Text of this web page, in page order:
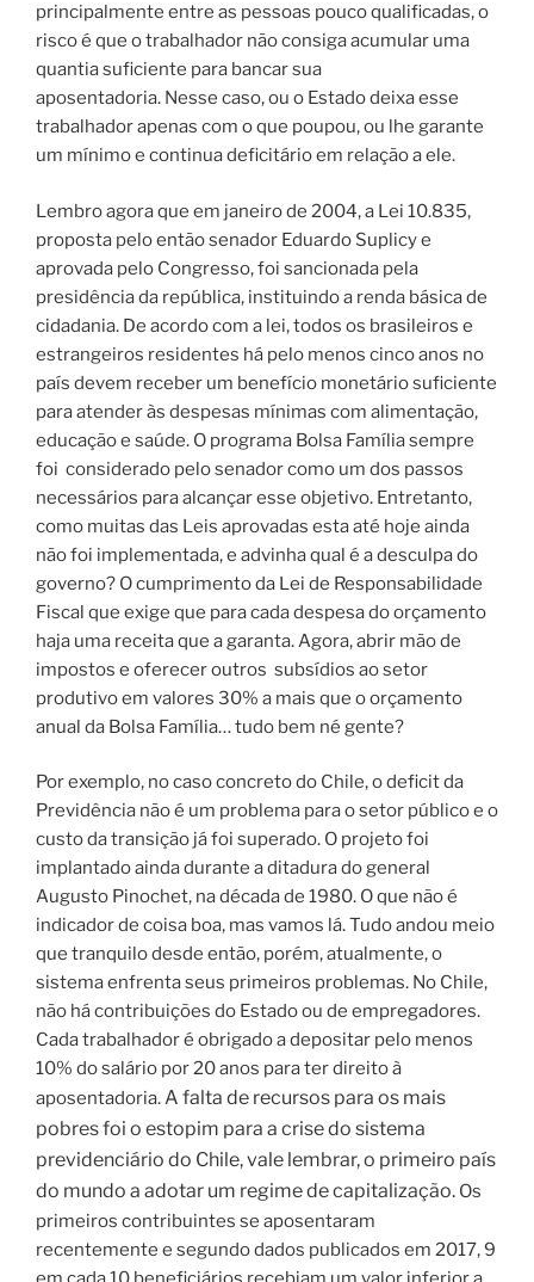
principalmente entre as pessoas pouco qualificadas, o
risco é que o trabalhador não consiga acumular uma
quantia suficiente para bancar sua
aposentadoria. Nesse caso, ou o Estado deixa esse
trabalhador apenas com o que poupou, ou lhe garante
um mínimo e continua deficitário em relação a ele.
Lembro agora que em janeiro de 2004, a Lei 10.835,
proposta pelo então senador Eduardo Suplicy e
aprovada pelo Congresso, foi sancionada pela
presidência da república, instituindo a renda básica de
cidadania. De acordo com a lei, todos os brasileiros e
estrangeiros residentes há pelo menos cinco anos no
país devem receber um benefício monetário suficiente
para atender às despesas mínimas com alimentação,
educação e saúde. O programa Bolsa Família sempre
foi considerado pelo senador como um dos passos
necessários para alcançar esse objetivo. Entretanto,
como muitas das Leis aprovadas esta até hoje ainda
não foi implementada, e advinha qual é a desculpa do
governo? O cumprimento da Lei de Responsabilidade
Fiscal que exige que para cada despesa do orçamento
haja uma receita que a garanta.Agora, abrir mão de
impostos e oferecer outros subsídios ao setor
produtivo em valores 30% a mais que o orçamento
anual da Bolsa Família… tudo bem né gente?
Por exemplo, no caso concreto do Chile, o deficit da
Previdência não é um problema para o setor público e o
custo da transição já foi superado. O projeto foi
implantado ainda durante a ditadura do general
Augusto Pinochet, na década de 1980. O que não é
indicador de coisa boa, mas vamos lá. Tudo andou meio
que tranquilo desde então, porém, atualmente, o
sistema enfrenta seus primeiros problemas. No Chile,
não há contribuições do Estado ou de empregadores.
Cada trabalhador é obrigado a depositar pelo menos
10% do salário por 20 anos para ter direito à
aposentadoria.A falta de recursos para os mais
pobres foi o estopim para a crise do sistema
previdenciário do Chile, vale lembrar, o primeiro país
do mundo a adotar um regime de capitalização. Os
primeiros contribuintes se aposentaram
recentemente e segundo dados publicados em 2017, 9